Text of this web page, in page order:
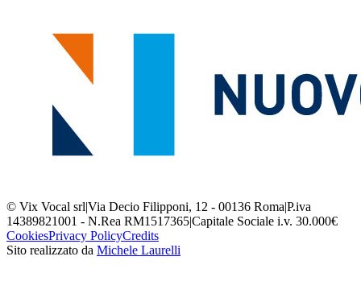
© Vix Vocal srlVia Decio Filipponi, 12 - 00136 RomaP.iva
14389821001 - N.Rea RM1517365Capitale Sociale i.v. 30.000€
CookiesPrivacy PolicyCredits
Sito realizzato da Michele Laurelli